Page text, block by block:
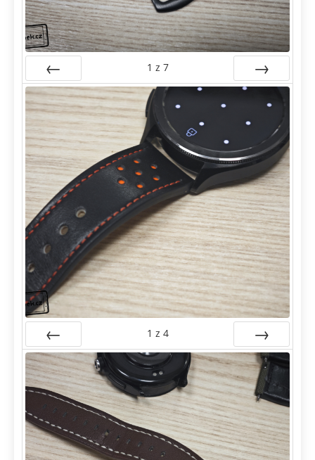
Předchozí
1 z 7
Předchozí
1 z 4
Další